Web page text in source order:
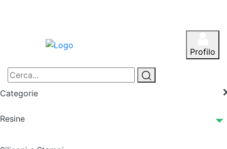
Profilo
Categorie
Resine